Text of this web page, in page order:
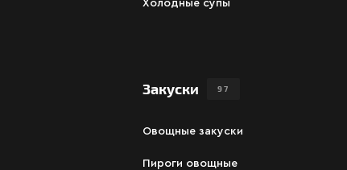
Холодные супы
Закуски 97
Овощные закуски
Пироги овощные